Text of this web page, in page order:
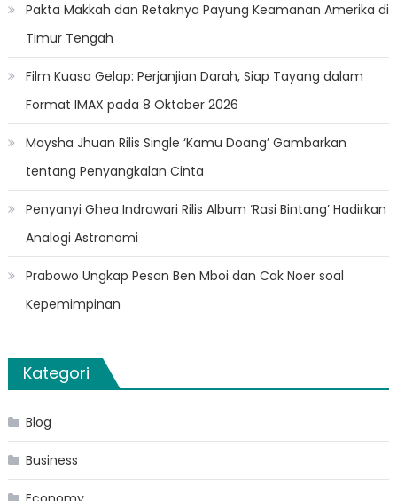
Pakta Makkah dan Retaknya Payung Keamanan Amerika di
Timur Tengah
Film Kuasa Gelap: Perjanjian Darah, Siap Tayang dalam
Format IMAX pada 8 Oktober 2026
Maysha Jhuan Rilis Single ‘Kamu Doang’ Gambarkan
tentang Penyangkalan Cinta
Penyanyi Ghea Indrawari Rilis Album ‘Rasi Bintang’ Hadirkan
Analogi Astronomi
Prabowo Ungkap Pesan Ben Mboi dan Cak Noer soal
Kepemimpinan
Kategori
Blog
Business